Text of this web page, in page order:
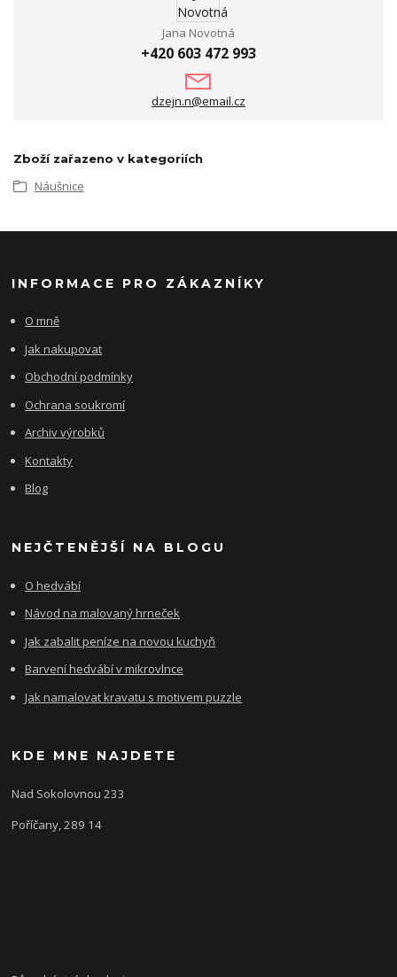
Jana Novotná
+420 603 472 993
dzejn.n@email.cz
Zboží zařazeno v kategoriích
Náušnice
INFORMACE PRO ZÁKAZNÍKY
O mně
Jak nakupovat
Obchodní podmínky
Ochrana soukromí
Archiv výrobků
Kontakty
Blog
NEJČTENĚJŠÍ NA BLOGU
O hedvábí
Návod na malovaný hrneček
Jak zabalit peníze na novou kuchyň
Barvení hedvábí v mikrovlnce
Jak namalovat kravatu s motivem puzzle
KDE MNE NAJDETE
Nad Sokolovnou 233
Poříčany, 289 14